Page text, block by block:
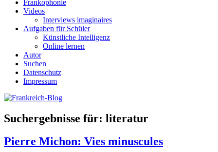
Frankophonie
Videos
Interviews imaginaires
Aufgaben für Schüler
Künstliche Intelligenz
Online lernen
Autor
Suchen
Datenschutz
Impressum
Suchergebnisse für: literatur
Pierre Michon: Vies minuscules